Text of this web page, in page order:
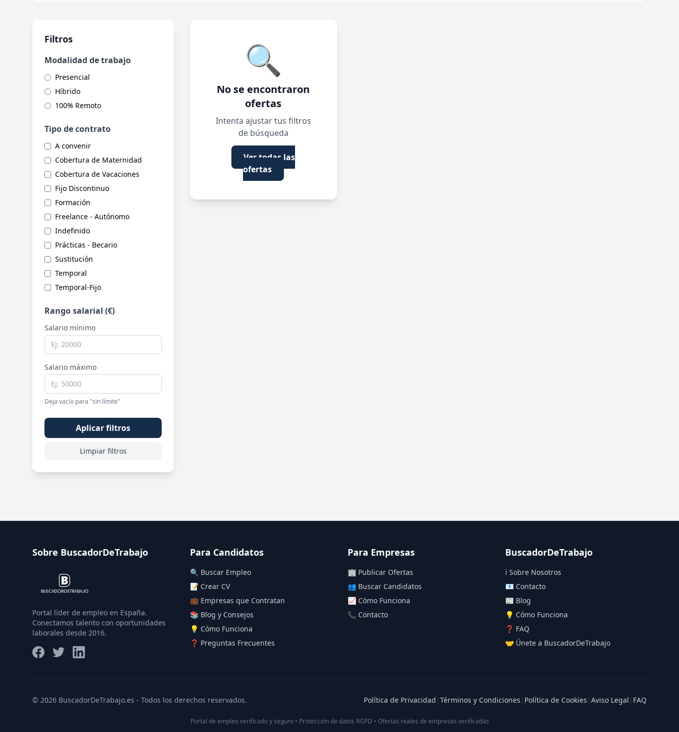
Filtros
Modalidad de trabajo
Presencial
Híbrido
100% Remoto
Tipo de contrato
A convenir
Cobertura de Maternidad
Cobertura de Vacaciones
Fijo Discontinuo
Formación
Freelance - Autónomo
Indefinido
Prácticas - Becario
Sustitución
Temporal
Temporal-Fijo
Rango salarial (€)
Salario mínimo
Salario máximo
Deja vacío para "sin límite"
Aplicar filtros
Limpiar filtros
🔍
No se encontraron
ofertas
Intenta ajustar tus filtros
de búsqueda
Ver todas las
ofertas
Sobre BuscadorDeTrabajo
Portal líder de empleo en España.
Conectamos talento con oportunidades
laborales desde 2016.
Para Candidatos
🔍 Buscar Empleo
📝 Crear CV
💼 Empresas que Contratan
📚 Blog y Consejos
💡 Cómo Funciona
❓ Preguntas Frecuentes
Para Empresas
🏢 Publicar Ofertas
👥 Buscar Candidatos
📈 Cómo Funciona
📞 Contacto
BuscadorDeTrabajo
ℹ️ Sobre Nosotros
📧 Contacto
📰 Blog
💡 Cómo Funciona
❓ FAQ
🤝 Únete a BuscadorDeTrabajo
© 2026 BuscadorDeTrabajo.es - Todos los derechos reservados. Política de Privacidad | Términos y Condiciones | Política de Cookies | Aviso Legal | FAQ
Portal de empleo verificado y seguro • Protección de datos RGPD • Ofertas reales de empresas verificadas